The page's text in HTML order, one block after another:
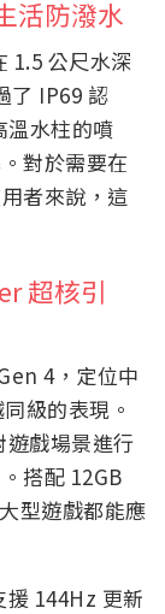
活防潑水
1.5 公尺水深
了 IP69 認
溫水柱的噴
對於需要在
者來說，這
超核引
4，定位中
級的表現。
戲場景進行
搭配 12GB
型遊戲都能應
援 144Hz 更新